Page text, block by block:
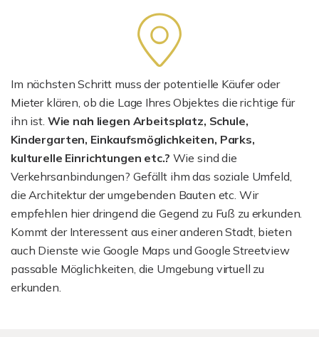
Im nächsten Schritt muss der potentielle Käufer oder
Mieter klären, ob die Lage Ihres Objektes die richtige für
ihn ist. Wie nah liegen Arbeitsplatz, Schule,
Kindergarten, Einkaufsmöglichkeiten, Parks,
kulturelle Einrichtungen etc.? Wie sind die
Verkehrsanbindungen? Gefällt ihm das soziale Umfeld,
die Architektur der umgebenden Bauten etc. Wir
empfehlen hier dringend die Gegend zu Fuß zu erkunden.
Kommt der Interessent aus einer anderen Stadt, bieten
auch Dienste wie Google Maps und Google Streetview
passable Möglichkeiten, die Umgebung virtuell zu
erkunden.